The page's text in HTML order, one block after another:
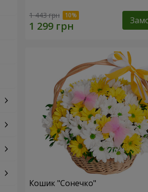
1 443 грн
Кошик "Сонечко"